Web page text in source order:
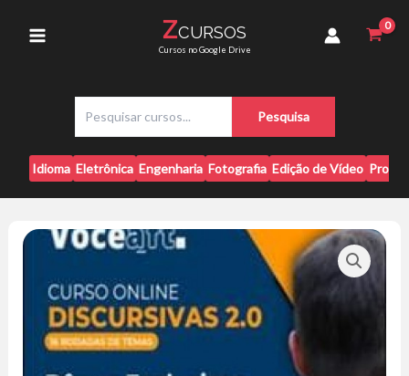
Menu
ZCURSOS
Cursos no Google Drive
s
q
u
i
a
Pesquisa
Idioma Eletrônica Engenharia Fotografia Edição de Vídeo
Você